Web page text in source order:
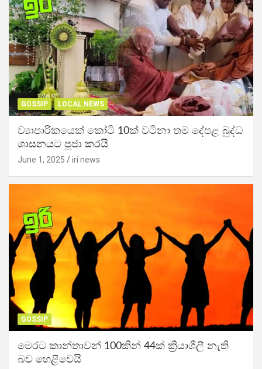
GOSSIP LOCAL NEWS
ව්‍යාපාරිකයෙක් කෝටි 10ක් වටිනා තම දේපළ බුද්ධ
ශාසනයට පූජා කරයි
June 1, 2025 iri news
GOSSIP
මෙරට කාන්තාවන් 100කින් 44ක් ක්‍රියාශීලී නැති
බව හෙළිවෙයි